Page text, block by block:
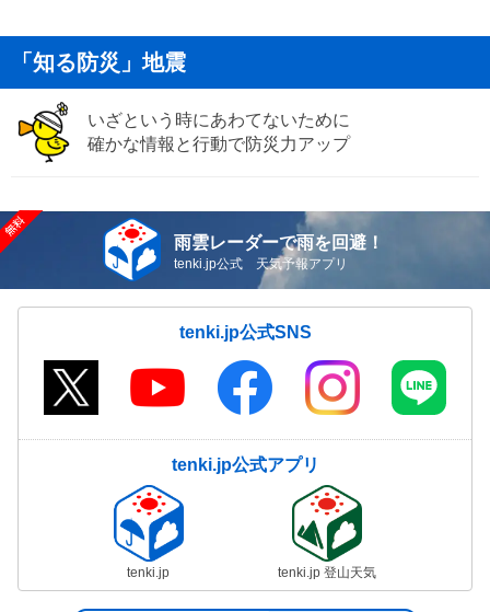
「知る防災」地震
いざという時にあわてないために
確かな情報と行動で防災力アップ
雨雲レーダーで雨を回避！
tenki.jp公式 天気予報アプリ
tenki.jp公式SNS
tenki.jp公式アプリ
tenki.jp tenki.jp 登山天気